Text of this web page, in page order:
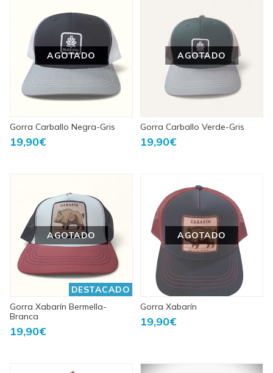
AGOTADO
Gorra Carballo Negra-Gris
19,90€
AGOTADO
Gorra Carballo Verde-Gris
19,90€
DESTACADO
AGOTADO
Gorra Xabarín Bermella-
Branca
19,90€
AGOTADO
Gorra Xabarín
19,90€